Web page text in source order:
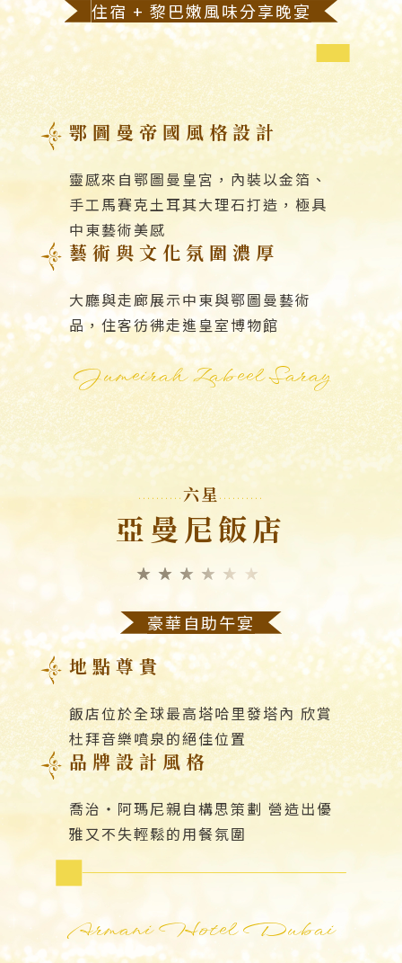
鄂圖曼帝國風格設計
靈感來自鄂圖曼皇宮，內裝以金箔、
手工馬賽克土耳其大理石打造，極具
中東藝術美感
藝術與文化氛圍濃厚
大廳與走廊展示中東與鄂圖曼藝術
品，住客彷彿走進皇室博物館
Jumeirah Zabeel Saray
住宿 + 黎巴嫩風味分享晚宴
六星
亞曼尼飯店
★★★★★★
豪華自助午宴
地點尊貴
飯店位於全球最高塔哈里發塔內 欣賞
杜拜音樂噴泉的絕佳位置
品牌設計風格
喬治・阿瑪尼親自構思策劃 營造出優
雅又不失輕鬆的用餐氛圍
Armani Hotel Dubai